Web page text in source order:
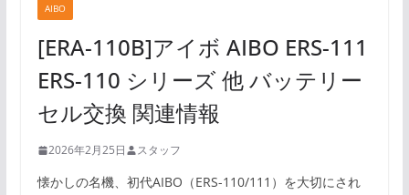
AIBO
[ERA-110B]アイボ AIBO ERS-111
ERS-110 シリーズ 他 バッテリー
セル交換 関連情報
2026年2月25日 スタッフ
懐かしの名機、初代AIBO（ERS-110/111）を大切にされ